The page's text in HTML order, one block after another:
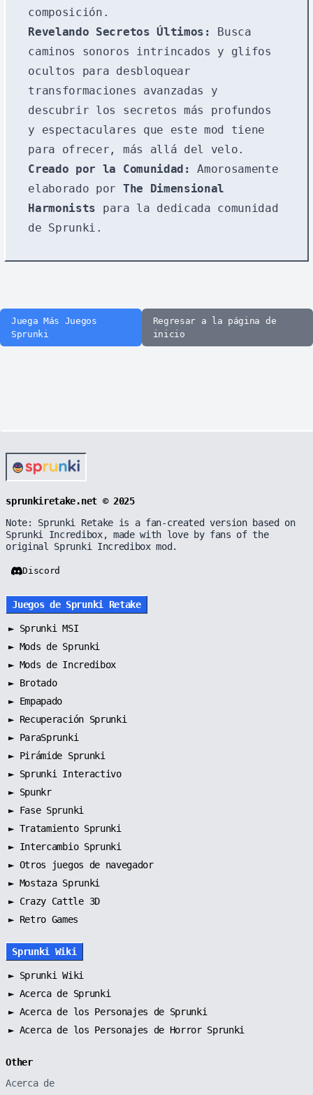
composición.
Revelando Secretos Últimos:
Busca
caminos sonoros intrincados y glifos
ocultos para desbloquear
transformaciones avanzadas y
descubrir los secretos más profundos
y espectaculares que este mod tiene
para ofrecer, más allá del velo.
Creado por la Comunidad:
Amorosamente
elaborado por The Dimensional
Harmonists para la dedicada comunidad
de Sprunki.
Juega Más Juegos
Sprunki
Regresar a la página de
inicio
sprunkiretake.net © 2025
Note: Sprunki Retake is a fan-created version based on
Sprunki Incredibox, made with love by fans of the
original Sprunki Incredibox mod.
Discord
Juegos de Sprunki Retake
► Sprunki MSI
► Mods de Sprunki
► Mods de Incredibox
► Brotado
► Empapado
► Recuperación Sprunki
► ParaSprunki
► Pirámide Sprunki
► Sprunki Interactivo
► Spunkr
► Fase Sprunki
► Tratamiento Sprunki
► Intercambio Sprunki
► Otros juegos de navegador
► Mostaza Sprunki
► Crazy Cattle 3D
► Retro Games
Sprunki Wiki
► Sprunki Wiki
► Acerca de Sprunki
► Acerca de los Personajes de Sprunki
► Acerca de los Personajes de Horror Sprunki
Other
Acerca de